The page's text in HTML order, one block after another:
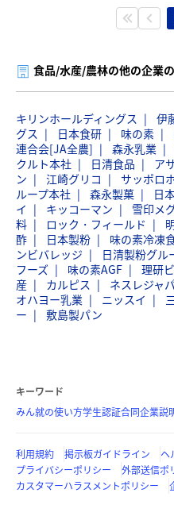
食品/水産/農林の他の企業
キリンホールディングス 伊
グス
日本食研 味の素
連合会[JA全農]
森永乳業
クルト本社
日清食品 ア
ン
江崎グリコ サッポロ
ループ本社
森永製菓 日
イ
キッコーマン 雪印メ
料
ロック・フィールド
酢
日本製粉 味の素冷凍
ンビバレッジ
日清製粉グル
フーズ
味の素AGF 理研
産
カルピス ネスレジャ
オハヨー乳業
ニッスイ
ー
敷島製パン
キーワード
みん就の使い方学生認証合同企業説
利用規約 掲示板ガイドライン ヘ
プライバシーポリシー
外部送信ポ
カスタマーハラスメントポリシー